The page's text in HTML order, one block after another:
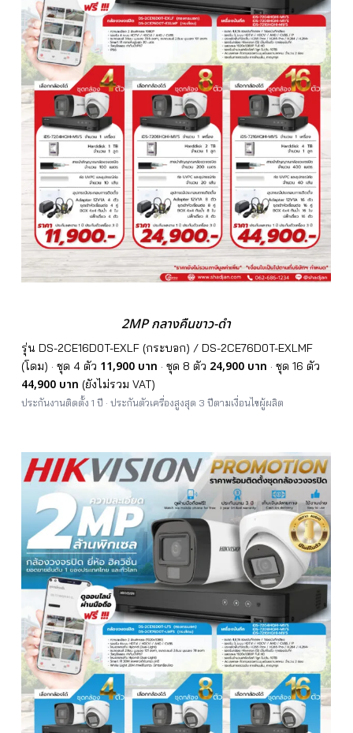
2MP กลางคืนขาว-ดำ
รุ่น DS-2CE16D0T-EXLF (กระบอก) / DS-2CE76D0T-EXLMF
(โดม) · ชุด 4 ตัว 11,900 บาท · ชุด 8 ตัว 24,900 บาท · ชุด 16 ตัว
44,900 บาท (ยังไม่รวม VAT)
ประกันงานติดตั้ง 1 ปี · ประกันตัวเครื่องสูงสุด 3 ปีตามเงื่อนไขผู้ผลิต